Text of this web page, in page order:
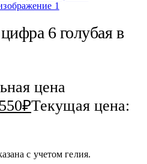
6 голубая в
цена
550₽Текущая цена:
с учетом гелия.